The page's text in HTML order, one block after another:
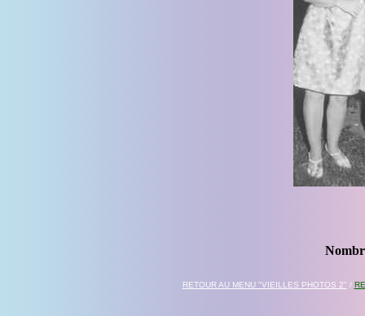
RETOUR AU MENU "VIEILLES PHOTOS 2" /